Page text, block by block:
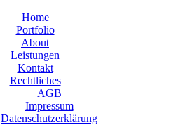
Home
Portfolio
About
Leistungen
Kontakt
Rechtliches
AGB
Impressum
Datenschutzerklärung